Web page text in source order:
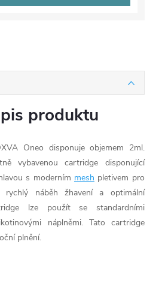
produktu
Oneo disponuje objemem 2ml.
vybavenou cartridge disponující
s moderním mesh pletivem pro
rychlý náběh žhavení a optimální
lze použít se standardními
náplněmi. Tato cartridge
plnění.